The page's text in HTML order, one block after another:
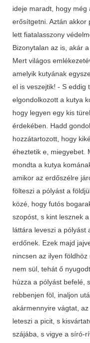
ideje maradt, hogy
erősítgetni. Aztán akkor
lett fiatal­asszony
Bizonytalan az is, akár
Mert világos
amelyik kutyának
el is veszejtik! - S eddig
elgondolkozott a kutya
hogy legyen egy kis
érdekében. Hadd
hozzátartozott, hogy
éheztetik e, miegyebet.
mondta a kutya
amikor az erdőszélre
fölteszi a pólyást a
közé, hogy futós
szopóst, s kint lesznek
láttára leveszi a pólyást
erdőnek. Ezek majd
nincsen az ilyen
nem sül, tehát ő
húzza a pólyást befelé,
rebbenjen föl, inaljon
akármennyire vágtat,
leteszi a picit, s
szájába, s vigye a síró-